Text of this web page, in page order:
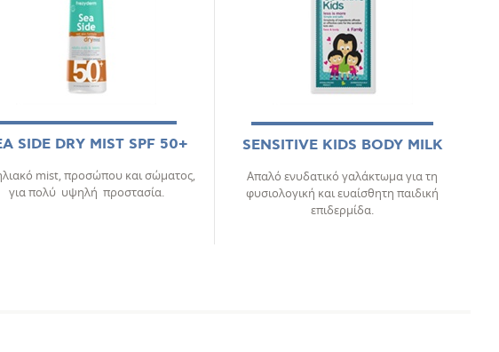
SIDE DRY MIST SPF 50+
mist, προσώπου και σώματος,
για πολύ υψηλή προστασία.
SENSITIVE KIDS BODY MILK
Απαλό ενυδατικό γαλάκτωμα για τη
φυσιολογική και ευαίσθητη παιδική
επιδερμίδα.